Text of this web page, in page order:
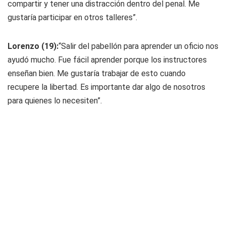
compartir y tener una distracción dentro del penal. Me
gustaría participar en otros talleres”.
Lorenzo (19):“Salir del pabellón para aprender un oficio nos
ayudó mucho. Fue fácil aprender porque los instructores
enseñan bien. Me gustaría trabajar de esto cuando
recupere la libertad. Es importante dar algo de nosotros
para quienes lo necesiten”.